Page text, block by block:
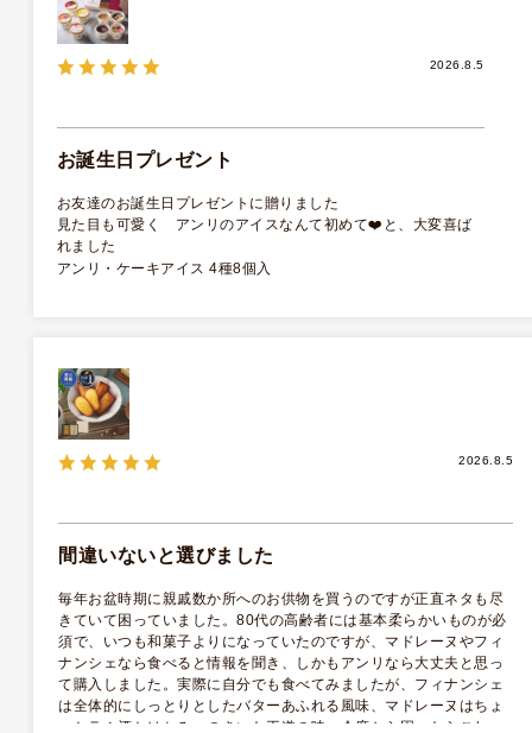
2026.8.5
お誕生日プレゼント
お友達のお誕生日プレゼントに贈りました
見た目も可愛く アンリのアイスなんて初めて❤️と、大変喜ば
れました
アンリ・ケーキアイス 4種8個入
2026.8.5
間違いないと選びました
毎年お盆時期に親戚数か所へのお供物を買うのですが正直ネタも尽
きていて困っていました。80代の高齢者には基本柔らかいものが必
須で、いつも和菓子よりになっていたのですが、マドレーヌやフィ
ナンシェなら食べると情報を聞き、しかもアンリなら大丈夫と思っ
て購入しました。実際に自分でも食べてみましたが、フィナンシェ
は全体的にしっとりとしたバターあふれる風味、マドレーヌはちょ
っとラム酒とはちみつのきいた王道の味。今度から困ったらこれ一